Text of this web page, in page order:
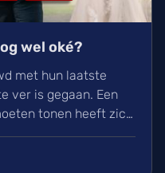
wel oké?
met hun laatste
ver is gegaan. Een
tonen heeft zich
de nieuwe soort van